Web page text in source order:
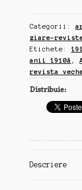
lunara),
11
numere
din
1914
+
Categorii:
ziare-
Etichete:
anii 1910â ,
revista
Distribuie:
Descriere